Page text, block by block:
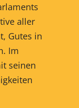
aller
Gutes in
Im
seinen